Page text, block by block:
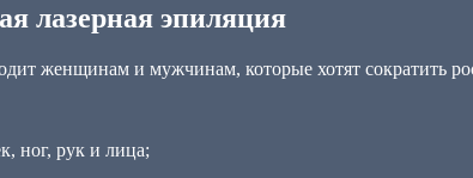
лазерная эпиляция
женщинам и мужчинам, которые хотят сократить
ног, рук и лица;